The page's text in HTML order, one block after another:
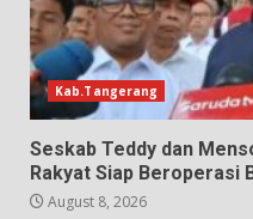
Kab.Tangerang
Seskab Teddy dan
Rakyat Siap Beroperasi
August 8, 2026